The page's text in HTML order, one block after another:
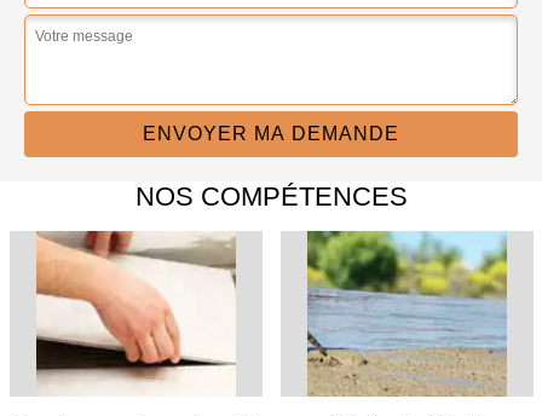
NOS COMPÉTENCES